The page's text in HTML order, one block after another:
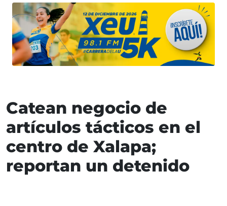
Catean negocio de
artículos tácticos en el
centro de Xalapa;
reportan un detenido